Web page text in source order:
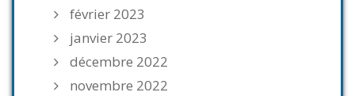
février 2023
janvier 2023
décembre 2022
novembre 2022